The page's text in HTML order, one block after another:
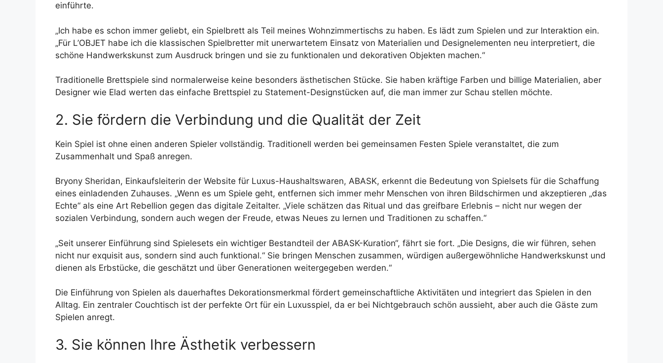
einführte.
„Ich habe es schon immer geliebt, ein Spielbrett als Teil meines Wohnzimmertischs zu haben. Es lädt zum Spielen und zur Interaktion ein.
„Für L’OBJET habe ich die klassischen Spielbretter mit unerwartetem Einsatz von Materialien und Designelementen neu interpretiert, die
schöne Handwerkskunst zum Ausdruck bringen und sie zu funktionalen und dekorativen Objekten machen.“
Traditionelle Brettspiele sind normalerweise keine besonders ästhetischen Stücke. Sie haben kräftige Farben und billige Materialien, aber
Designer wie Elad werten das einfache Brettspiel zu Statement-Designstücken auf, die man immer zur Schau stellen möchte.
2. Sie fördern die Verbindung und die Qualität der Zeit
Kein Spiel ist ohne einen anderen Spieler vollständig. Traditionell werden bei gemeinsamen Festen Spiele veranstaltet, die zum
Zusammenhalt und Spaß anregen.
Bryony Sheridan, Einkaufsleiterin der Website für Luxus-Haushaltswaren, ABASK, erkennt die Bedeutung von Spielsets für die Schaffung
eines einladenden Zuhauses. „Wenn es um Spiele geht, entfernen sich immer mehr Menschen von ihren Bildschirmen und akzeptieren „das
Echte“ als eine Art Rebellion gegen das digitale Zeitalter. „Viele schätzen das Ritual und das greifbare Erlebnis – nicht nur wegen der
sozialen Verbindung, sondern auch wegen der Freude, etwas Neues zu lernen und Traditionen zu schaffen.“
„Seit unserer Einführung sind Spielesets ein wichtiger Bestandteil der ABASK-Kuration“, fährt sie fort. „Die Designs, die wir führen, sehen
nicht nur exquisit aus, sondern sind auch funktional.“ Sie bringen Menschen zusammen, würdigen außergewöhnliche Handwerkskunst und
dienen als Erbstücke, die geschätzt und über Generationen weitergegeben werden.“
Die Einführung von Spielen als dauerhaftes Dekorationsmerkmal fördert gemeinschaftliche Aktivitäten und integriert das Spielen in den
Alltag. Ein zentraler Couchtisch ist der perfekte Ort für ein Luxusspiel, da er bei Nichtgebrauch schön aussieht, aber auch die Gäste zum
Spielen anregt.
3. Sie können Ihre Ästhetik verbessern